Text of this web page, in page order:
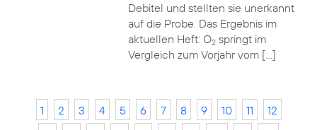
Debitel und stellten sie unerkannt
auf die Probe. Das Ergebnis im
aktuellen Heft: O2springt im
Vergleich zum Vorjahr vom […]
1 2 3 4 5 6 7 8 9 10 11
12